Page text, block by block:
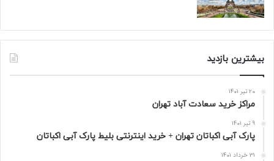
بیشترین بازدید
20 تیر 1401
مراکز خرید سعادت‌ آباد تهران
9 تیر 1401
پارک آبی اکباتان تهران + خرید اینترنتی بلیط پارک آبی اکباتان
31 خرداد 1401